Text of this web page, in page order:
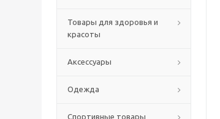
Товары для здоровья и
красоты
Аксессуары
Одежда
Спортивные товары